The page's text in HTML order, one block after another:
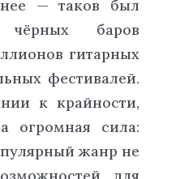
— таков был
баров
гитарных
фестивалей.
к крайности,
огромная сила:
жанр не
для